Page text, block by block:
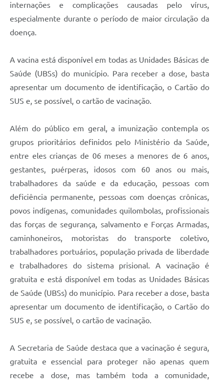
internações e complicações causadas pelo vírus,
especialmente durante o período de maior circulação da
doença.
A vacina está disponível em todas as Unidades Básicas de
Saúde (UBSs) do município. Para receber a dose, basta
apresentar um documento de identificação, o Cartão do
SUS e, se possível, o cartão de vacinação.
Além do público em geral, a imunização contempla os
grupos prioritários definidos pelo Ministério da Saúde,
entre eles crianças de 06 meses a menores de 6 anos,
gestantes, puérperas, idosos com 60 anos ou mais,
trabalhadores da saúde e da educação, pessoas com
deficiência permanente, pessoas com doenças crônicas,
povos indígenas, comunidades quilombolas, profissionais
das forças de segurança, salvamento e Forças Armadas,
caminhoneiros, motoristas do transporte coletivo,
trabalhadores portuários, população privada de liberdade
e trabalhadores do sistema prisional. A vacinação é
gratuita e está disponível em todas as Unidades Básicas
de Saúde (UBSs) do município. Para receber a dose, basta
apresentar um documento de identificação, o Cartão do
SUS e, se possível, o cartão de vacinação.
A Secretaria de Saúde destaca que a vacinação é segura,
gratuita e essencial para proteger não apenas quem
recebe a dose, mas também toda a comunidade,